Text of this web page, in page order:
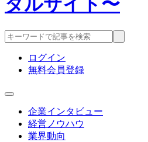
ログイン
無料会員登録
企業インタビュー
経営ノウハウ
業界動向